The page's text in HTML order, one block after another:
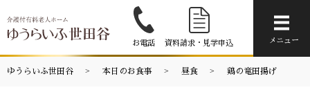
お電話 資料請求・見学申込 メニュー
ゆうらいふ世田谷 本日のお食事 昼食 鶏の竜田揚げ